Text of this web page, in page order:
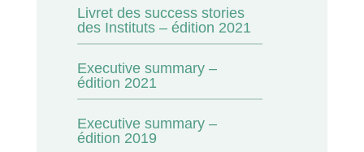
Livret des success stories
des Instituts – édition 2021
Executive summary –
édition 2021
Executive summary –
édition 2019